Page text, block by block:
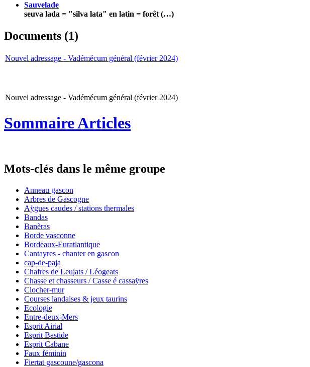
Sauvelade
seuva lada = "silva lata" en latin = forêt (…)
Documents (1)
Nouvel adressage - Vadémécum général (février 2024)
Nouvel adressage - Vadémécum général (février 2024)
Sommaire Articles
Mots-clés dans le même groupe
Anneau gascon
Arbres de Gascogne
Aÿgues caudes / stations thermales
Bandas
Banèras
Borde vasconne
Bordeaux-Euratlantique
Cantayres - chanter en gascon
cap-de-paja
Chafres de Leujats / Léogeats
Chasse et chasseurs / Casse é cassaÿres
Clocher-mur
Courses landaises & jeux taurins
Ecologie
Entre-deux-Mers
Esprit Airial
Esprit Bastide
Esprit Cabane
Faux féminin
Fiertat gascoune/gascona